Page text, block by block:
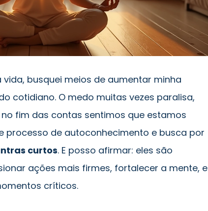
busquei meios de aumentar minha
cotidiano. O medo muitas vezes paralisa,
fim das contas sentimos que estamos
processo de autoconhecimento e busca por
curtos. E posso afirmar: eles são
ações mais firmes, fortalecer a mente, e
críticos.